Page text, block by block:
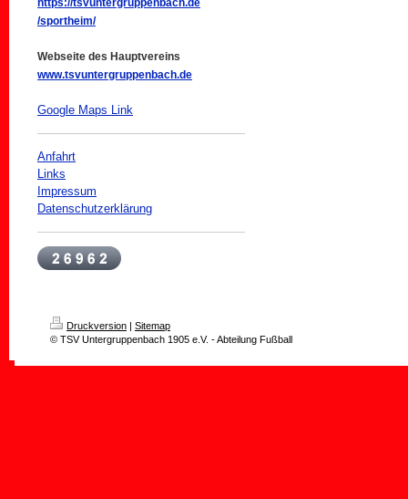
https://tsvuntergruppenbach.de
/sportheim/
Webseite des Hauptvereins
www.tsvuntergruppenbach.de
Google Maps Link
Anfahrt
Links
Impressum
Datenschutzerklärung
Druckversion | Sitemap
© TSV Untergruppenbach 1905 e.V. - Abteilung Fußball